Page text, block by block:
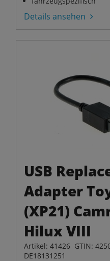
Details ansehen
USB
Adapter
(XP21)
Hilux VIII
Artikel: 41426 GTIN:
DE18131251